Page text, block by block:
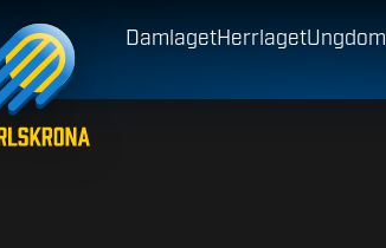
DamlagetHerrlagetUngdom